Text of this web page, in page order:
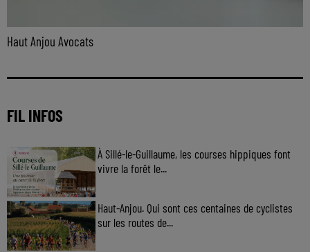
Haut Anjou Avocats
FIL INFOS
À Sillé-le-Guillaume, les courses hippiques font
vivre la forêt le...
Haut-Anjou. Qui sont ces centaines de cyclistes
sur les routes de...